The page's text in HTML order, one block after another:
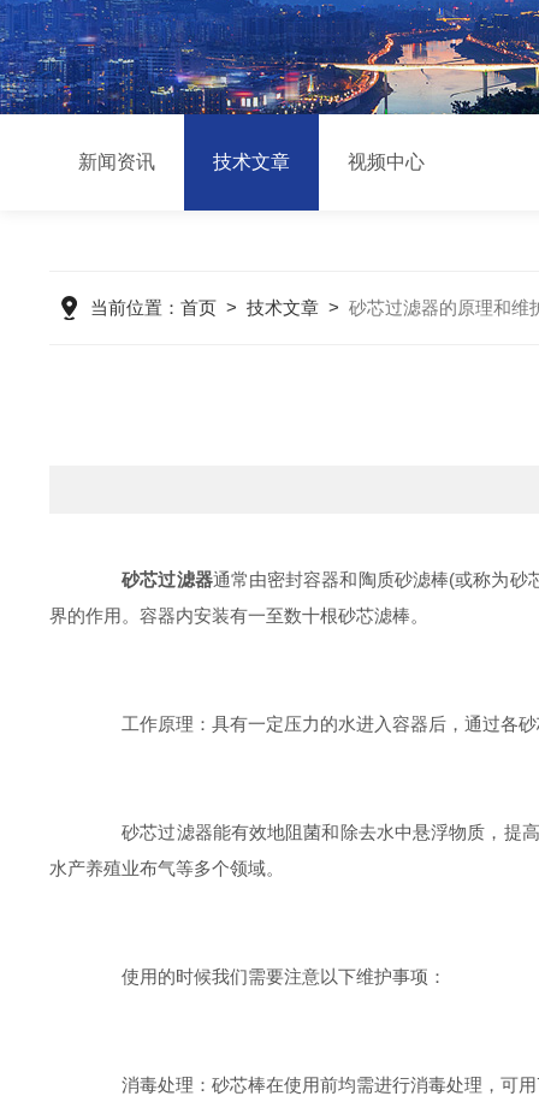
新闻资讯 技术文章 视频中心
当前位置： 首页> 技术文章> 砂芯过滤器的原理和维
砂芯过滤器通常由密封容器和陶质砂滤棒(或称为砂
界的作用。容器内安装有一至数十根砂芯滤棒。
工作原理：具有一定压力的水进入容器后，通过各砂
砂芯过滤器能有效地阻菌和除去水中悬浮物质，提高
水产养殖业布气等多个领域。
使用的时候我们需要注意以下维护事项：
消毒处理：砂芯棒在使用前均需进行消毒处理，可用